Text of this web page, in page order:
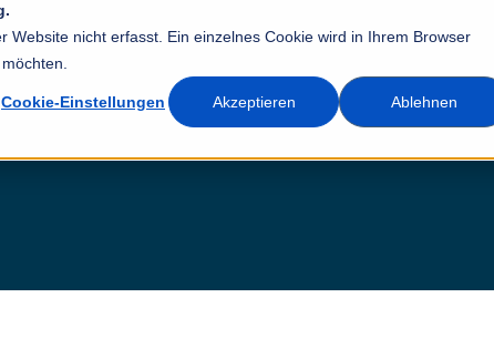
nicht erfasst. Ein einzelnes Cookie wird in Ihrem Browser
Cookie-Einstellungen Akzeptieren Ablehnen